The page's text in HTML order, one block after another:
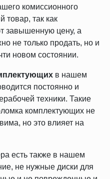
комиссионного
товар, так как
завышенную цену, а
не только продать, но и
новом состоянии.
в нашем
постоянно и
техники. Такие
комплектующих не
но это влияет на
есть также в нашем
не нужные диски для